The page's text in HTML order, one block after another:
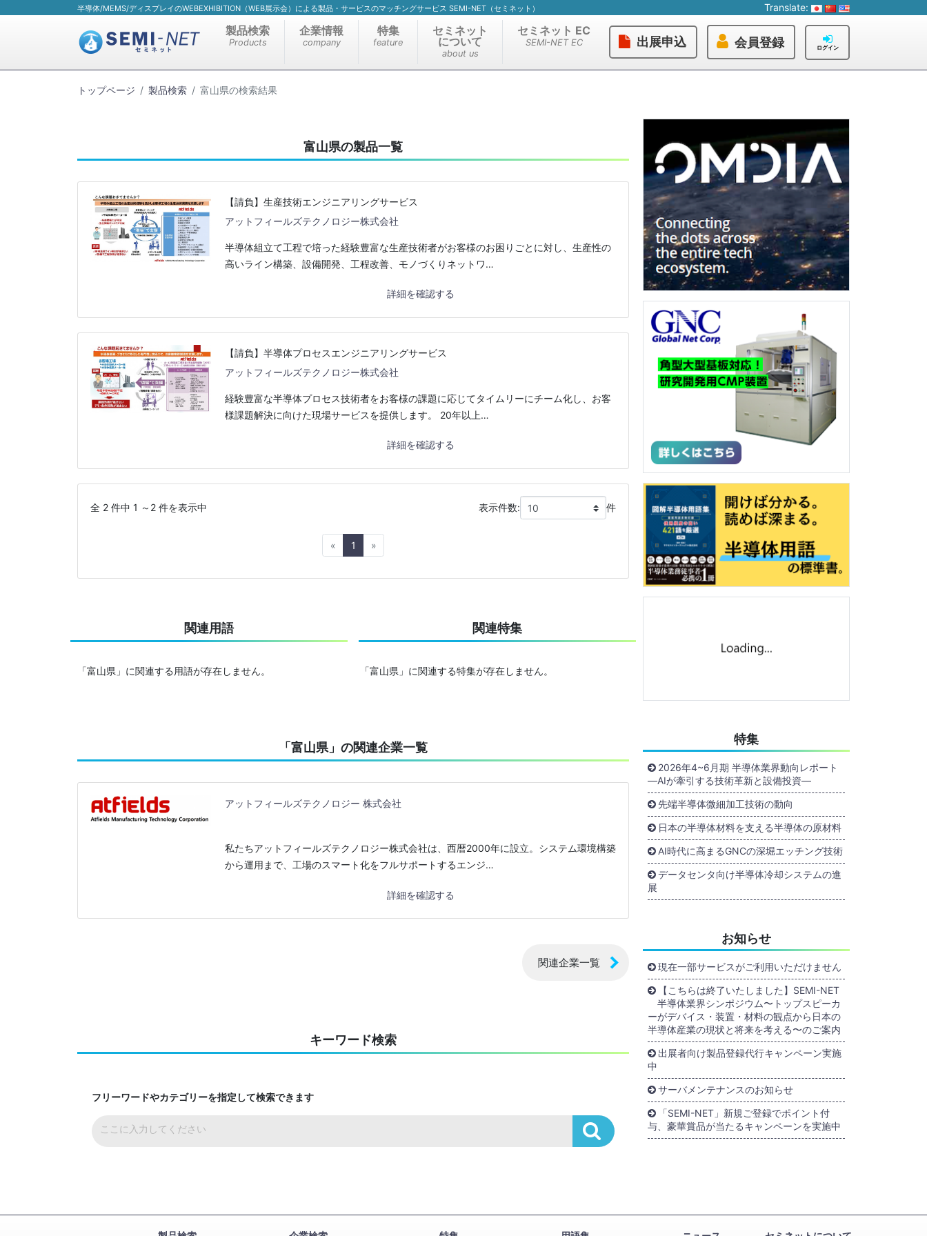
半導体/MEMS/ディスプレイのWEBEXHIBITION（WEB展示会）による製品・サービスのマッチングサービス SEMI-NET（セミネット） Translate:
製品検索
Products
企業情報
company
特集
feature
セミネット
について
about us
セミネット EC
SEMI-NET EC 出展申込 会員登録 ログイン
トップページ 製品検索 富山県の検索結果
富山県の製品一覧
【請負】生産技術エンジニアリングサービス
アットフィールズテクノロジー株式会社
半導体組立て工程で培った経験豊富な生産技術者がお客様のお困りごとに対し、生産性の
高いライン構築、設備開発、工程改善、モノづくりネットワ…
詳細を確認する
【請負】半導体プロセスエンジニアリングサービス
アットフィールズテクノロジー株式会社
経験豊富な半導体プロセス技術者をお客様の課題に応じてタイムリーにチーム化し、お客
様課題解決に向けた現場サービスを提供します。 20年以上…
詳細を確認する
全 2 件中 1 ～2 件を表示中 表示件数: 件
« Previous
1 »Next
関連用語 関連特集
「富山県」に関連する用語が存在しません。 「富山県」に関連する特集が存在しません。
「富山県」の関連企業一覧
アットフィールズテクノロジー 株式会社
私たちアットフィールズテクノロジー株式会社は、西暦2000年に設立。システム環境構築
から運用まで、工場のスマート化をフルサポートするエンジ…
詳細を確認する
関連企業一覧
キーワード検索
フリーワードやカテゴリーを指定して検索できます
特集
2026年4~6月期 半導体業界動向レポート
―AIが牽引する技術革新と設備投資―
先端半導体微細加工技術の動向
日本の半導体材料を支える半導体の原材料
AI時代に高まるGNCの深堀エッチング技術
データセンタ向け半導体冷却システムの進
展
お知らせ
現在一部サービスがご利用いただけません
【こちらは終了いたしました】SEMI-NET
半導体業界シンポジウム〜トップスピーカ
ーがデバイス・装置・材料の観点から日本の
半導体産業の現状と将来を考える〜のご案内
出展者向け製品登録代行キャンペーン実施
中
サーバメンテナンスのお知らせ
「SEMI-NET」新規ご登録でポイント付
与、豪華賞品が当たるキャンペーンを実施中